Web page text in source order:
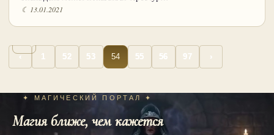
☾ 13.01.2021
Пагинация
‹ 1 52 53 54 55 56 97 ›
✦ МАГИЧЕСКИЙ ПОРТАЛ ✦
Магия ближе, чем кажется